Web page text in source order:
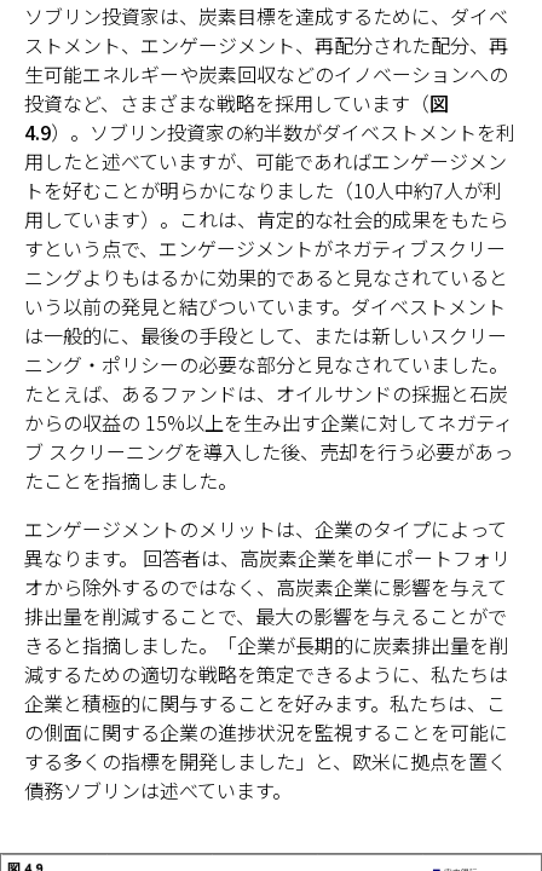
ソブリン投資家は、炭素目標を達成するために、ダイベ
ストメント、エンゲージメント、再配分された配分、再
生可能エネルギーや炭素回収などのイノベーションへの
投資など、さまざまな戦略を採用しています（図
4.9）。ソブリン投資家の約半数がダイベストメントを利
用したと述べていますが、可能であればエンゲージメン
トを好むことが明らかになりました（10人中約7人が利
用しています）。これは、肯定的な社会的成果をもたら
すという点で、エンゲージメントがネガティブスクリー
ニングよりもはるかに効果的であると見なされていると
いう以前の発見と結びついています。ダイベストメント
は一般的に、最後の手段として、または新しいスクリー
ニング・ポリシーの必要な部分と見なされていました。
たとえば、あるファンドは、オイルサンドの採掘と石炭
からの収益の 15%以上を生み出す企業に対してネガティ
ブ スクリーニングを導入した後、売却を行う必要があっ
たことを指摘しました。
エンゲージメントのメリットは、企業のタイプによって
異なります。 回答者は、高炭素企業を単にポートフォリ
オから除外するのではなく、高炭素企業に影響を与えて
排出量を削減することで、最大の影響を与えることがで
きると指摘しました。「企業が長期的に炭素排出量を削
減するための適切な戦略を策定できるように、私たちは
企業と積極的に関与することを好みます。私たちは、こ
の側面に関する企業の進捗状況を監視することを可能に
する多くの指標を開発しました」と、欧米に拠点を置く
債務ソブリンは述べています。